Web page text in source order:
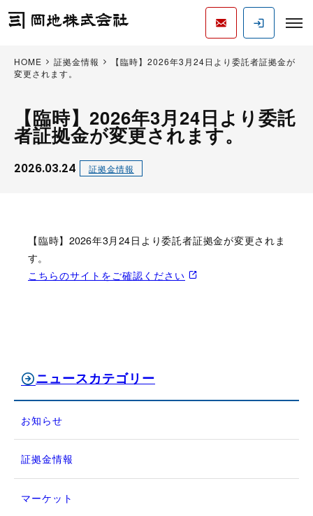
HOME 証拠金情報
【臨時】2026年3月24日より委託者証拠金が
変更されます。
【臨時】2026年3月24日より委託
者証拠金が変更されます。
2026.03.24 証拠金情報
【臨時】2026年3月24日より委託者証拠金が変更されま
す。
こちらのサイトをご確認ください
ニュースカテゴリー
お知らせ
証拠金情報
マーケット